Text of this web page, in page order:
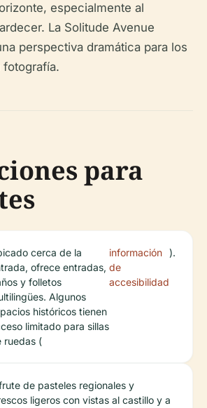
especialmente al
La Solitude Avenue
perspectiva dramática para los
fotografía.
para
cerca de la
ofrece entradas,
y folletos
Algunos
históricos tienen
limitado para sillas
ruedas (
información
de
accesibilidad
).
de pasteles regionales y
ligeros con vistas al castillo y a